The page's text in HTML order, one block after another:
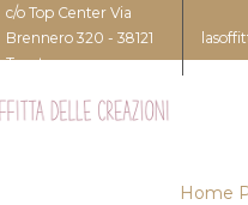
c/o Top Center Via
Brennero 320 - 38121
Trento
Home